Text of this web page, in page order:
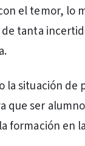
el temor, lo
tanta
la situación de
que ser
formación en